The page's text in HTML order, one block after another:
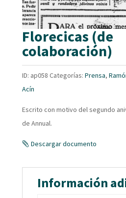
Florecicas (de
colaboración)
ID: ap058 Categorías: Prensa,
Acín
Escrito con motivo del segundo
de Annual.
Descargar documento
Información